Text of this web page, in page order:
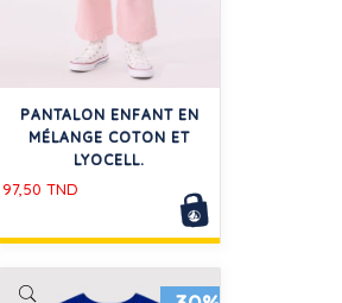
PANTALON ENFANT EN
MÉLANGE COTON ET
LYOCELL.
97,50 TND